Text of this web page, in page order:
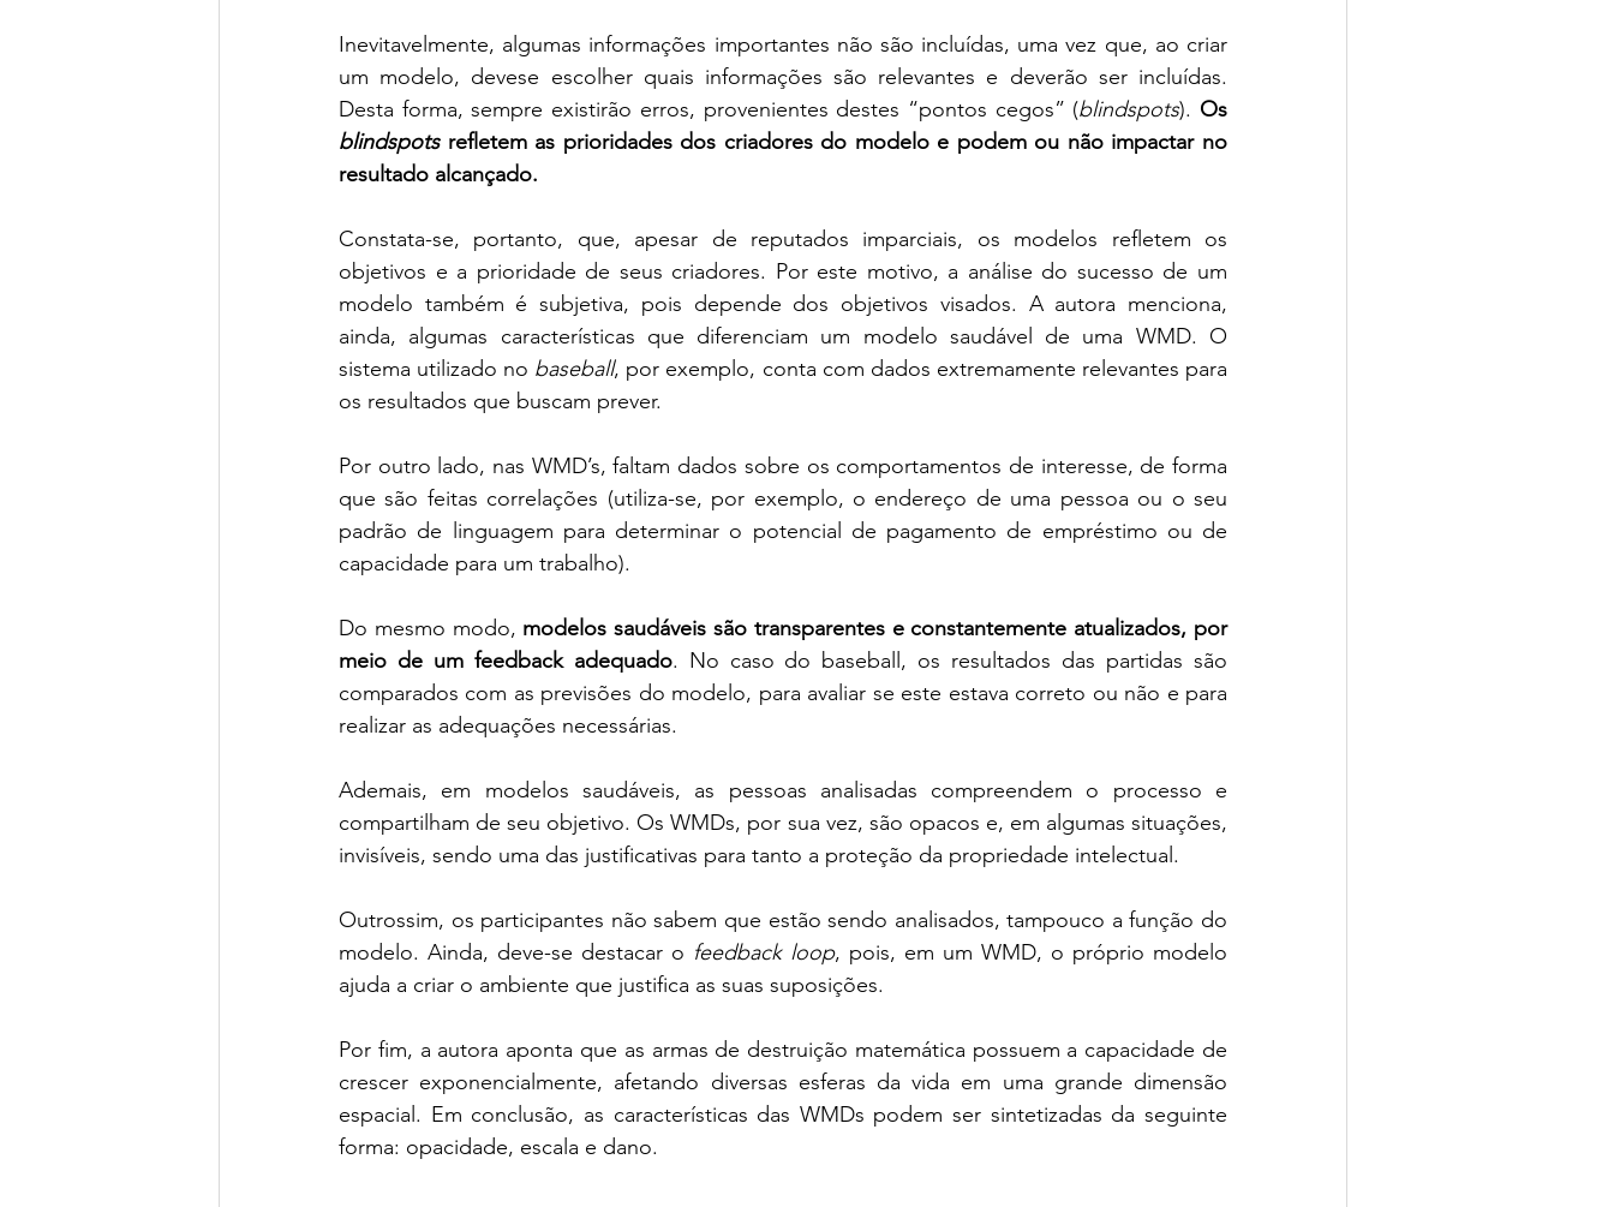
Inevitavelmente, algumas informações importantes não são incluídas, uma vez que, ao criar
um modelo, devese escolher quais informações são relevantes e deverão ser incluídas.
Desta forma, sempre existirão erros, provenientes destes “pontos cegos” (blindspots).
blindspots refletem as prioridades dos criadores do modelo e podem ou não impactar no
resultado alcançado.
Constata-se, portanto, que, apesar de reputados imparciais, os modelos refletem os
objetivos e a prioridade de seus criadores. Por este motivo, a análise do sucesso de um
modelo também é subjetiva, pois depende dos objetivos visados. A autora menciona,
ainda, algumas características que diferenciam um modelo saudável de uma WMD. O
sistema utilizado no baseball, por exemplo, conta com dados extremamente relevantes para
os resultados que buscam prever.
Por outro lado, nas WMD’s, faltam dados sobre os comportamentos de interesse, de forma
que são feitas correlações (utiliza-se, por exemplo, o endereço de uma pessoa ou o seu
padrão de linguagem para determinar o potencial de pagamento de empréstimo ou de
capacidade para um trabalho).
Do mesmo modo, modelos saudáveis são transparentes e constantemente atualizados, por
meio de um feedback adequado. No caso do baseball, os resultados das partidas são
comparados com as previsões do modelo, para avaliar se este estava correto ou não e para
realizar as adequações necessárias.
Ademais, em modelos saudáveis, as pessoas analisadas compreendem o processo e
compartilham de seu objetivo. Os WMDs, por sua vez, são opacos e, em algumas situações,
invisíveis, sendo uma das justificativas para tanto a proteção da propriedade intelectual.
Outrossim, os participantes não sabem que estão sendo analisados, tampouco a função do
modelo. Ainda, deve-se destacar o feedback loop, pois, em um WMD, o próprio modelo
ajuda a criar o ambiente que justifica as suas suposições.
Por fim, a autora aponta que as armas de destruição matemática possuem a capacidade de
crescer exponencialmente, afetando diversas esferas da vida em uma grande dimensão
espacial. Em conclusão, as características das WMDs podem ser sintetizadas da seguinte
forma: opacidade, escala e dano.